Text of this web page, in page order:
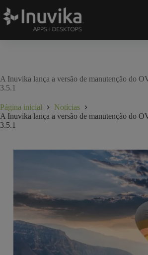
A Inuvika lança a versão de manutenção do
3.5.1
Página inicial
Notícias
A Inuvika lança a versão de manutenção do
3.5.1